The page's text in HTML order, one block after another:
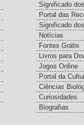
Significado
Portal das
Significado
Notícias
Fontes Grátis
Livros para
Jogos Online
Portal da
Ciências
Curiosidades
Biografias